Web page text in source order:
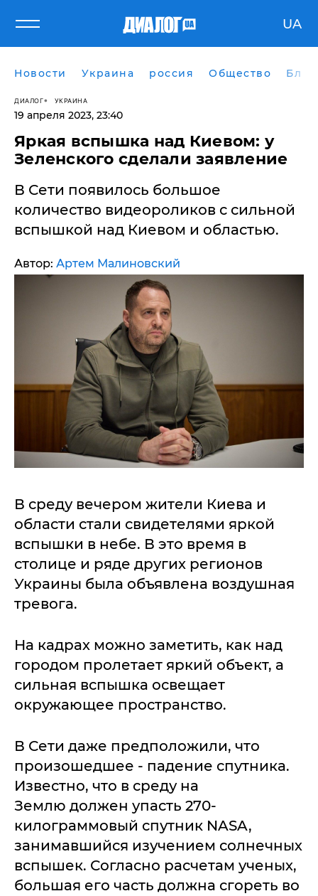
UA
Новости Украина россия Общество
ДИАЛОГ УКРАИНА
19 апреля 2023, 23:40
Яркая вспышка над Киевом: у
Зеленского сделали заявление
В Сети появилось большое
количество видеороликов с сильной
вспышкой над Киевом и областью.
Автор: Артем Малиновский
В среду вечером жители Киева и
области стали свидетелями яркой
вспышки в небе. В это время в
столице и ряде других регионов
Украины была объявлена воздушная
тревога.
На кадрах можно заметить, как над
городом пролетает яркий объект, а
сильная вспышка освещает
окружающее пространство.
В Сети даже предположили, что
произошедшее - падение спутника.
Известно, что в среду на
Землю должен упасть 270-
килограммовый спутник NASA,
занимавшийся изучением солнечных
вспышек. Согласно расчетам ученых,
большая его часть должна сгореть во